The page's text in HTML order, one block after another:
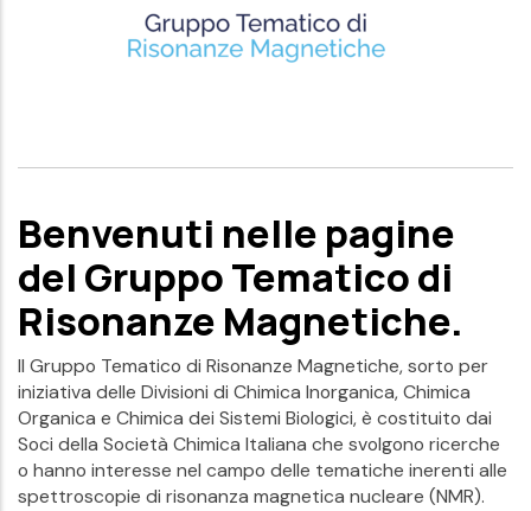
Benvenuti nelle pagine
del Gruppo Tematico di
Risonanze Magnetiche.
ll Gruppo Tematico di Risonanze Magnetiche, sorto per
iniziativa delle Divisioni di Chimica Inorganica, Chimica
Organica e Chimica dei Sistemi Biologici, è costituito dai
Soci della Società Chimica Italiana che svolgono ricerche
o hanno interesse nel campo delle tematiche inerenti alle
spettroscopie di risonanza magnetica nucleare (NMR).